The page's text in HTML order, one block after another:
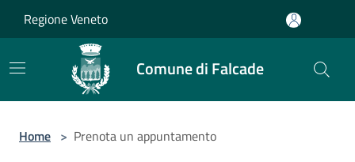
Regione Veneto
Comune di Falcade
Home > Prenota un appuntamento